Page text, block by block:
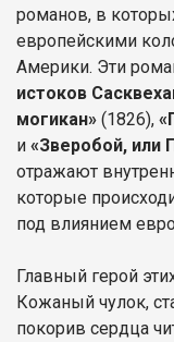
романов, в
европейскими
Америки. Эти
истоков
могикан» (1826),
и «Зверобой, или
отражают
которые
под влиянием
Главный герой
Кожаный чулок,
покорив сердца